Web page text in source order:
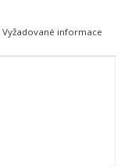
Vyžadované informace